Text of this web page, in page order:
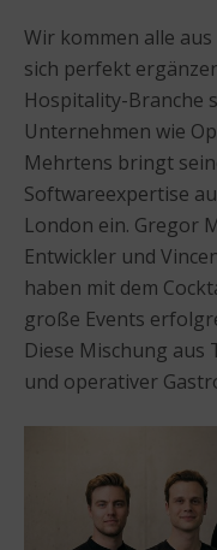
Wir kommen alle
sich perfekt
Hospitality-Branche
Unternehmen wie
Mehrtens bringt
Softwareexpertise
London ein. Gregor
Entwickler und
haben mit dem
große Events
Diese Mischung aus
und operativer